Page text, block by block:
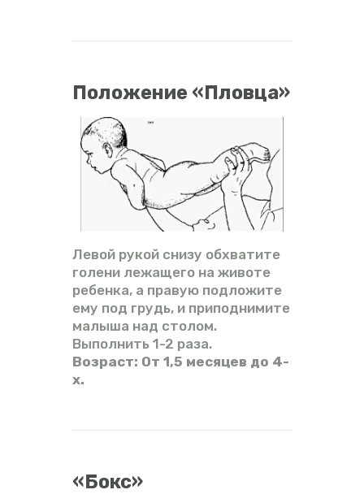
Положение «Пловца»
Левой рукой снизу обхватите
голени лежащего на животе
ребенка, а правую подложите
ему под грудь, и приподнимите
малыша над столом.
Выполнить 1-2 раза.
Возраст: От 1,5 месяцев до 4-
х.
«Бокс»